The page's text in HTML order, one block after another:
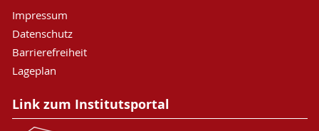
Impressum
Datenschutz
Barrierefreiheit
Lageplan
Link zum Institutsportal